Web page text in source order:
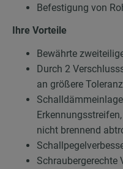
Befestigung von
Ihre Vorteile
Bewährte
Durch 2
an größere
nicht brennend
Schraubergerechte